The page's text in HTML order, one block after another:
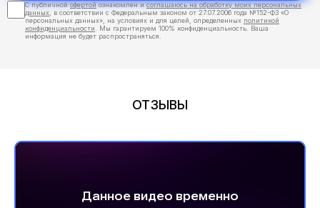
С публичнойофертойознакомлен исоглашаюсь на обработку моих персональных
данных , в соответствии с Федеральным законом от 27.07.2006 года №152-ФЗ «О
персональных данных», на условиях и для целей, определенных политикой
конфиденциальности . Мы гарантируем 100% конфиденциальность. Ваша
информация не будет распространяться.
ОТЗЫВЫ